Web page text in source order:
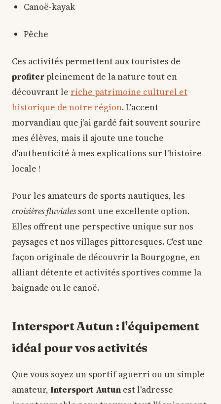
Canoë-kayak
Pêche
Ces activités permettent aux touristes de
profiterpleinement de la nature tout en
découvrant le riche patrimoine culturel et
historique de notre région. L'accent
morvandiau que j'ai gardé fait souvent sourire
mes élèves, mais il ajoute une touche
d'authenticité à mes explications sur l'histoire
locale !
Pour les amateurs de sports nautiques, les
croisières fluvialessont une excellente option.
Elles offrent une perspective unique sur nos
paysages et nos villages pittoresques. C'est une
façon originale de découvrir la Bourgogne, en
alliant détente et activités sportives comme la
baignade ou le canoë.
Intersport Autun : l'équipement
idéal pour vos activités
Que vous soyez un sportif aguerri ou un simple
amateur, Intersport Autun est l'adresse